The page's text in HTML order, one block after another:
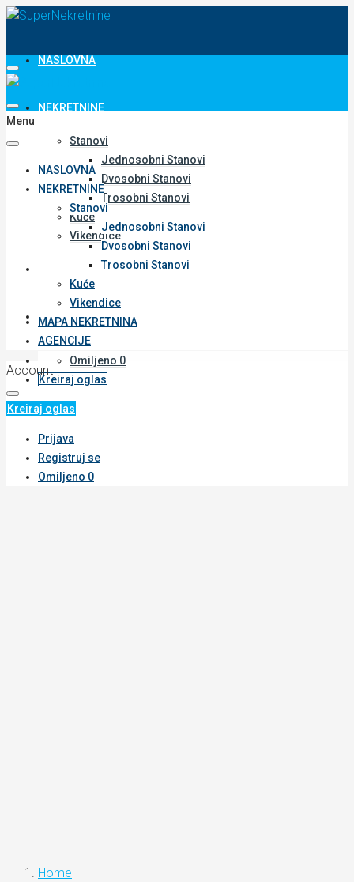
NASLOVNA
NEKRETNINE
Stanovi
Jednosobni Stanovi
Dvosobni Stanovi
Trosobni Stanovi
Kuće
Vikendice
MAPA NEKRETNINA
AGENCIJE
Omiljeno 0
Kreiraj oglas
Menu
NASLOVNA
NEKRETNINE
Stanovi
Jednosobni Stanovi
Dvosobni Stanovi
Trosobni Stanovi
Kuće
Vikendice
MAPA NEKRETNINA
AGENCIJE
Account
Kreiraj oglas
Prijava
Registruj se
Omiljeno 0
Home